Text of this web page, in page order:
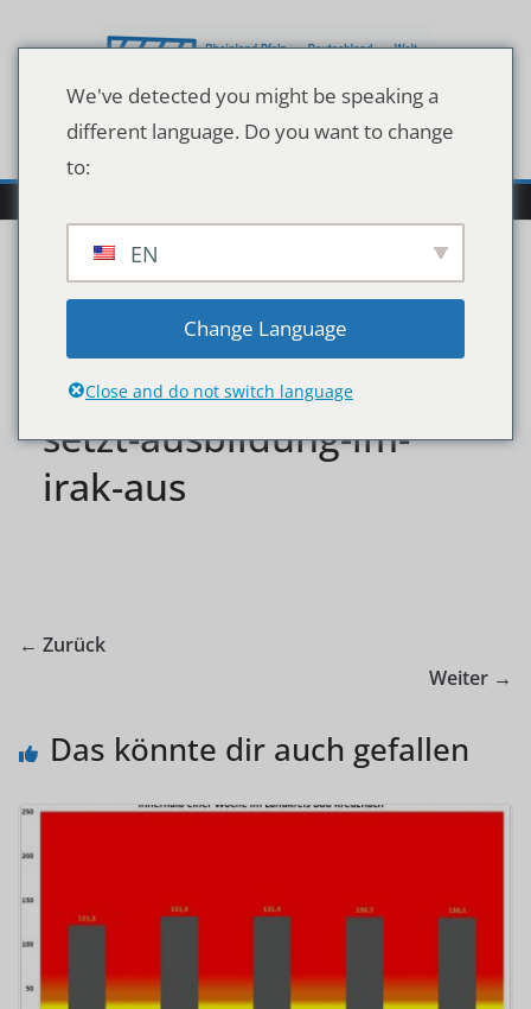
Inhalt
nach-toetung-von-
soleimani-bundeswehr-
setzt-ausbildung-im-
irak-aus
← Zurück
Weiter →
Das könnte dir auch gefallen
We've detected you might be speaking a
different language. Do you want to change
to:
EN
Change Language
Close and do not switch language